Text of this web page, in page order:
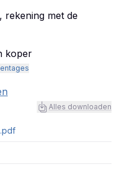
rekening met de
koper
Alles downloaden